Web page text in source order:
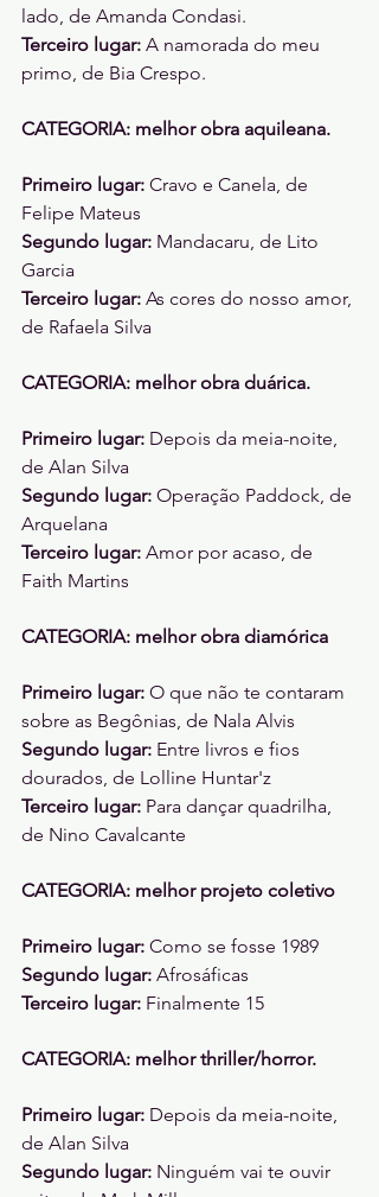
lado, de Amanda Condasi.
Terceiro lugar: A namorada do meu
primo, de Bia Crespo.
CATEGORIA: melhor obra aquileana.
Primeiro lugar: Cravo e Canela, de
Felipe Mateus
Segundo lugar: Mandacaru, de Lito
Garcia
Terceiro lugar: As cores do nosso amor,
de Rafaela Silva
CATEGORIA: melhor obra duárica.
Primeiro lugar: Depois da meia-noite,
de Alan Silva
Segundo lugar: Operação Paddock, de
Arquelana
Terceiro lugar: Amor por acaso, de
Faith Martins
CATEGORIA: melhor obra diamórica
Primeiro lugar: O que não te contaram
sobre as Begônias, de Nala Alvis
Segundo lugar: Entre livros e fios
dourados, de Lolline Huntar'z
Terceiro lugar: Para dançar quadrilha,
de Nino Cavalcante
CATEGORIA: melhor projeto coletivo
Primeiro lugar: Como se fosse 1989
Segundo lugar: Afrosáficas
Terceiro lugar: Finalmente 15
CATEGORIA: melhor thriller/horror.
Primeiro lugar: Depois da meia-noite,
de Alan Silva
Segundo lugar: Ninguém vai te ouvir